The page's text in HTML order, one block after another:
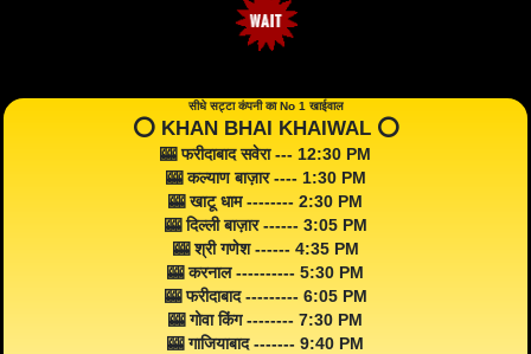
सीधे सट्टा कंपनी का No 1 खाईवाल
⭕️ KHAN BHAI KHAIWAL ⭕️
🎰 फरीदाबाद सवेरा --- 12:30 PM
🎰 कल्याण बाज़ार ---- 1:30 PM
🎰 खाटू धाम -------- 2:30 PM
🎰 दिल्ली बाज़ार ------ 3:05 PM
🎰 श्री गणेश ------ 4:35 PM
🎰 करनाल ---------- 5:30 PM
🎰 फरीदाबाद --------- 6:05 PM
🎰 गोवा किंग -------- 7:30 PM
🎰 गाजियाबाद ------- 9:40 PM